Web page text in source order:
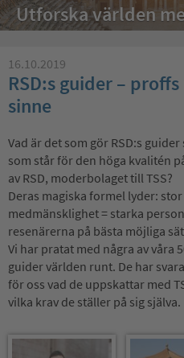
Utforska världen
16.10.2019
RSD:s guider –
sinne
Vad är det som gör RSD:s
som står för den höga kvalitén
av RSD, moderbolaget till TSS?
Deras magiska formel lyder:
medmänsklighet = starka
resenärerna på bästa möjliga
Vi har pratat med några av våra
guider världen runt. De har
för oss vad de uppskattar med
vilka krav de ställer på sig själva.